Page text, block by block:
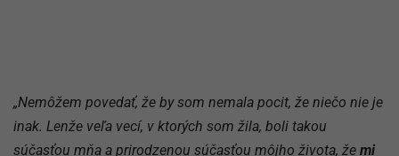
„Nemôžem povedať, že by som nemala pocit, že niečo nie je
inak. Lenže veľa vecí, v ktorých som žila, boli takou
súčasťou mňa a prirodzenou súčasťou môjho života, že mi